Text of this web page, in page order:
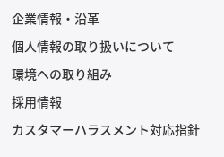
企業情報・沿革
個人情報の取り扱いについて
環境への取り組み
採用情報
カスタマーハラスメント対応指針